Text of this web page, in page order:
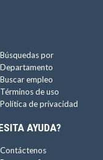
Búsquedas por
Departamento
Buscar empleo
Términos de uso
Política de privacidad
AYUDA?
Contáctenos